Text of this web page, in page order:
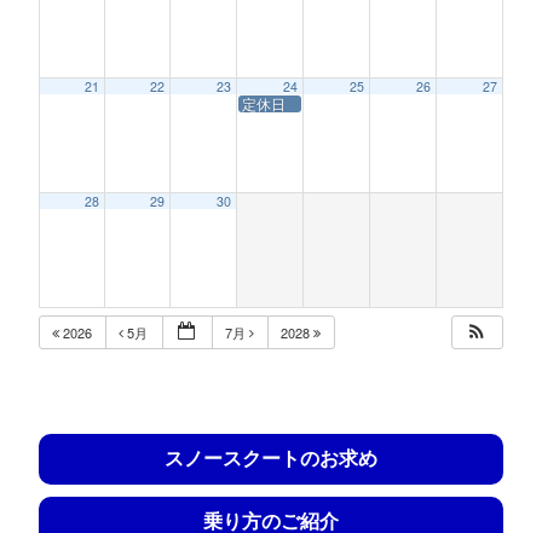
21 22 23 24
定休日
25 26 27
28 29 30
2026 5月 7月 2028
スノースクートのお求め
乗り方のご紹介